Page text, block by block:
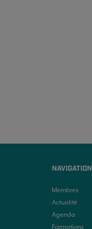
NAVIGATION
Membres
Actualité
Agenda
Formations